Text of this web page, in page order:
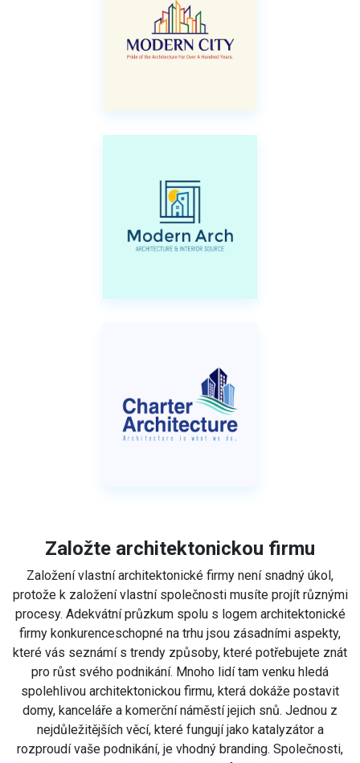
Založte architektonickou firmu
Založení vlastní architektonické firmy není snadný úkol,
protože k založení vlastní společnosti musíte projít různými
procesy. Adekvátní průzkum spolu s logem architektonické
firmy konkurenceschopné na trhu jsou zásadními aspekty,
které vás seznámí s trendy způsoby, které potřebujete znát
pro růst svého podnikání. Mnoho lidí tam venku hledá
spolehlivou architektonickou firmu, která dokáže postavit
domy, kanceláře a komerční náměstí jejich snů. Jednou z
nejdůležitějších věcí, které fungují jako katalyzátor a
rozproudí vaše podnikání, je vhodný branding. Společnosti,